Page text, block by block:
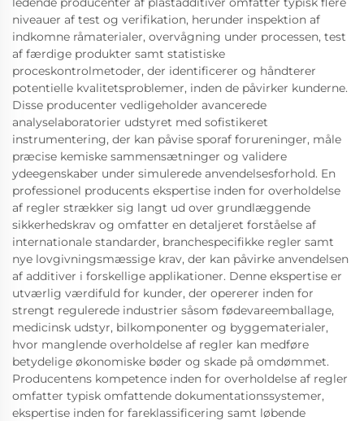
niveauer af test og verifikation, herunder inspektion af
indkomne råmaterialer, overvågning under processen, test
af færdige produkter samt statistiske
proceskontrolmetoder, der identificerer og håndterer
potentielle kvalitetsproblemer, inden de påvirker kunderne.
Disse producenter vedligeholder avancerede
analyselaboratorier udstyret med sofistikeret
instrumentering, der kan påvise sporaf forureninger, måle
præcise kemiske sammensætninger og validere
ydeegenskaber under simulerede anvendelsesforhold. En
professionel producents ekspertise inden for overholdelse
af regler strækker sig langt ud over grundlæggende
sikkerhedskrav og omfatter en detaljeret forståelse af
internationale standarder, branchespecifikke regler samt
nye lovgivningsmæssige krav, der kan påvirke anvendelsen
af additiver i forskellige applikationer. Denne ekspertise er
utværlig værdifuld for kunder, der opererer inden for
strengt regulerede industrier såsom fødevareemballage,
medicinsk udstyr, bilkomponenter og byggematerialer,
hvor manglende overholdelse af regler kan medføre
betydelige økonomiske bøder og skade på omdømmet.
Producentens kompetence inden for overholdelse af regler
omfatter typisk omfattende dokumentationssystemer,
ekspertise inden for fareklassificering samt løbende